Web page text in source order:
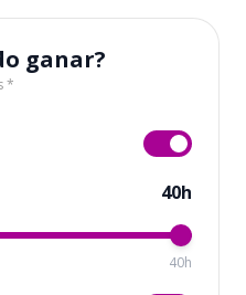
ganar?
*
40h
40h